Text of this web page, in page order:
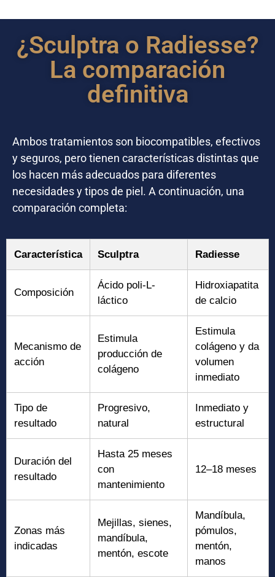
¿Sculptra o Radiesse?
La comparación
definitiva
Ambos tratamientos son biocompatibles, efectivos
y seguros, pero tienen características distintas que
los hacen más adecuados para diferentes
necesidades y tipos de piel. A continuación, una
comparación completa:
Característica Sculptra Radiesse
Composición
Ácido poli-L-
láctico
Hidroxiapatita
de calcio
Mecanismo de
acción
Estimula
producción de
colágeno
Estimula
colágeno y da
volumen
inmediato
Tipo de
resultado
Progresivo,
natural
Inmediato y
estructural
Duración del
resultado
Hasta 25 meses
con
mantenimiento
12–18 meses
Zonas más
indicadas
Mejillas, sienes,
mandíbula,
mentón, escote
Mandíbula,
pómulos,
mentón,
manos